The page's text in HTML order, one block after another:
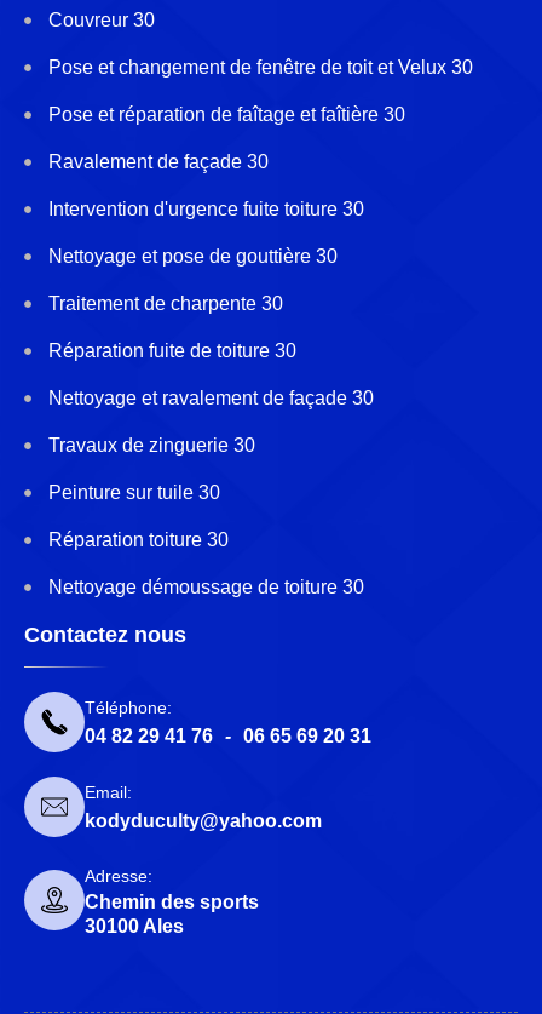
Couvreur 30
Pose et changement de fenêtre de toit et Velux 30
Pose et réparation de faîtage et faîtière 30
Ravalement de façade 30
Intervention d'urgence fuite toiture 30
Nettoyage et pose de gouttière 30
Traitement de charpente 30
Réparation fuite de toiture 30
Nettoyage et ravalement de façade 30
Travaux de zinguerie 30
Peinture sur tuile 30
Réparation toiture 30
Nettoyage démoussage de toiture 30
Contactez nous
Téléphone:
04 82 29 41 76 - 06 65 69 20 31
Email:
kodyduculty@yahoo.com
Adresse:
Chemin des sports
30100 Ales